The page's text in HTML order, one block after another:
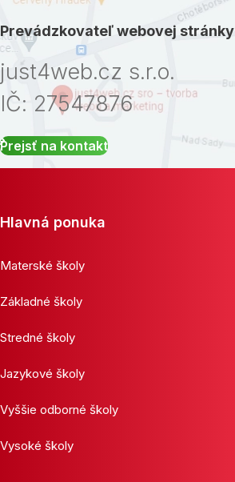
Prevádzkovateľ webovej stránky
just4web.cz s.r.o.
IČ: 27547876
Prejsť na kontakt
Hlavná ponuka
Materské školy
Základné školy
Stredné školy
Jazykové školy
Vyššie odborné školy
Vysoké školy